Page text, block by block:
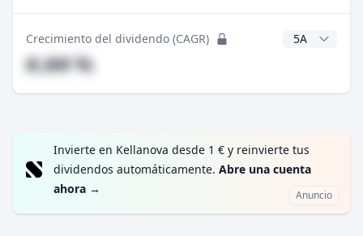
Crecimiento del dividendo (CAGR) Años CAGR
#,## %
Invierte en Kellanova desde 1 € y reinvierte tus
dividendos automáticamente. Abre una cuenta
ahora → Anuncio